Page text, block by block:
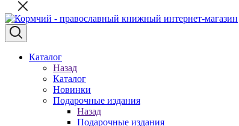
Каталог
Назад
Каталог
Новинки
Подарочные издания
Назад
Подарочные издания